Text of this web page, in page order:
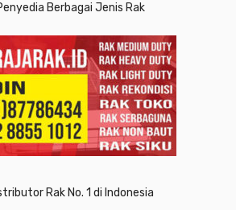
Berbagai Jenis Rak
Rak No. 1 di Indonesia